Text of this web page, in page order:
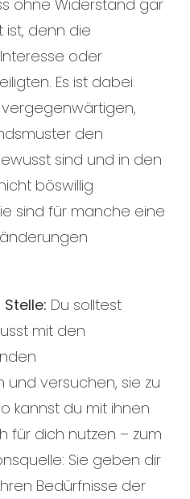
ohne Widerstand gar
denn die
oder
Es ist dabei
vergegenwärtigen,
den
sind und in den
böswillig
sind für manche eine
Du solltest
mit den
und versuchen, sie zu
kannst du mit ihnen
für dich nutzen – zum
Sie geben dir
Bedürfnisse der